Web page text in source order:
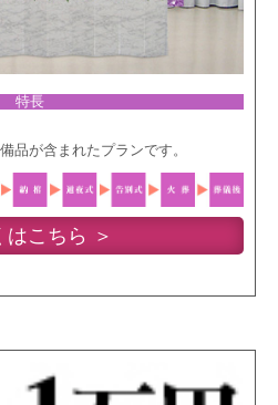
特長
品が含まれたプランです。
はこちら ＞